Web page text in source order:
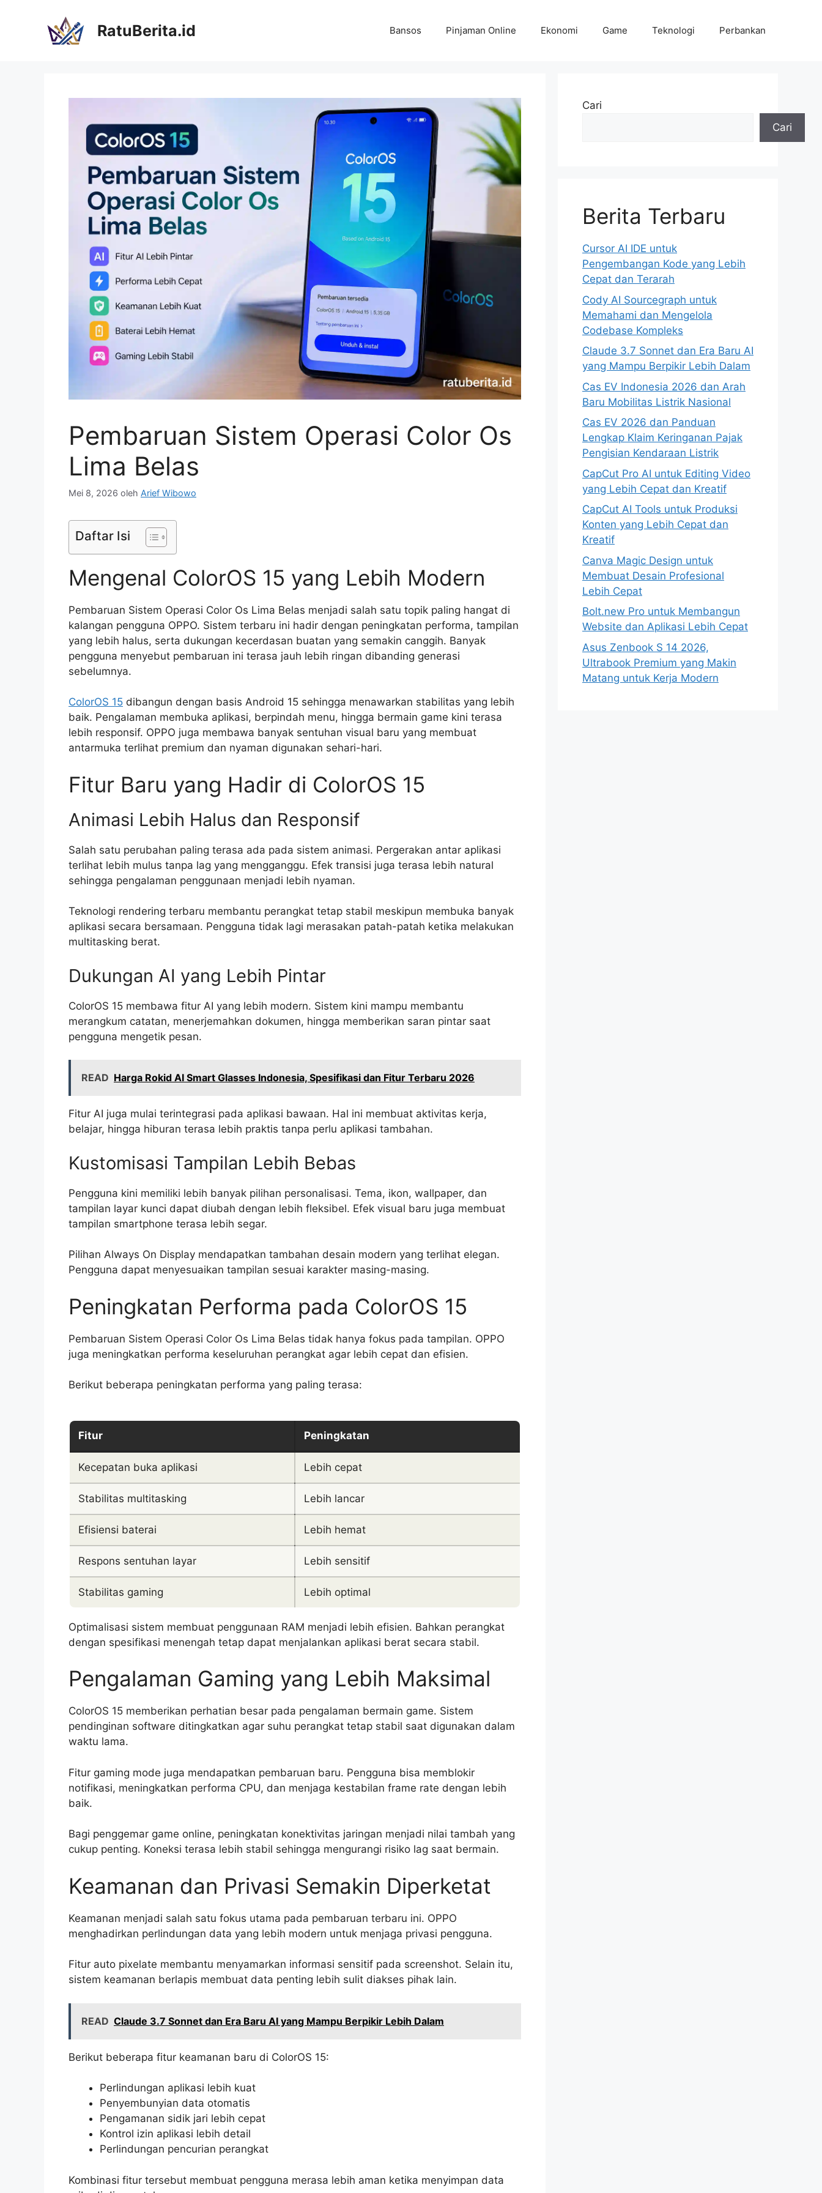
RatuBerita.id Bansos Pinjaman Online Ekonomi Game Teknologi Perbankan
Pembaruan Sistem Operasi Color Os
Lima Belas
Mei 8, 2026 oleh Arief Wibowo
Daftar Isi
Mengenal ColorOS 15 yang Lebih Modern
Pembaruan Sistem Operasi Color Os Lima Belas menjadi salah satu topik paling hangat di
kalangan pengguna OPPO. Sistem terbaru ini hadir dengan peningkatan performa, tampilan
yang lebih halus, serta dukungan kecerdasan buatan yang semakin canggih. Banyak
pengguna menyebut pembaruan ini terasa jauh lebih ringan dibanding generasi
sebelumnya.
ColorOS 15 dibangun dengan basis Android 15 sehingga menawarkan stabilitas yang lebih
baik. Pengalaman membuka aplikasi, berpindah menu, hingga bermain game kini terasa
lebih responsif. OPPO juga membawa banyak sentuhan visual baru yang membuat
antarmuka terlihat premium dan nyaman digunakan sehari-hari.
Fitur Baru yang Hadir di ColorOS 15
Animasi Lebih Halus dan Responsif
Salah satu perubahan paling terasa ada pada sistem animasi. Pergerakan antar aplikasi
terlihat lebih mulus tanpa lag yang mengganggu. Efek transisi juga terasa lebih natural
sehingga pengalaman penggunaan menjadi lebih nyaman.
Teknologi rendering terbaru membantu perangkat tetap stabil meskipun membuka banyak
aplikasi secara bersamaan. Pengguna tidak lagi merasakan patah-patah ketika melakukan
multitasking berat.
Dukungan AI yang Lebih Pintar
ColorOS 15 membawa fitur AI yang lebih modern. Sistem kini mampu membantu
merangkum catatan, menerjemahkan dokumen, hingga memberikan saran pintar saat
pengguna mengetik pesan.
READ Harga Rokid AI Smart Glasses Indonesia, Spesifikasi dan Fitur Terbaru 2026
Fitur AI juga mulai terintegrasi pada aplikasi bawaan. Hal ini membuat aktivitas kerja,
belajar, hingga hiburan terasa lebih praktis tanpa perlu aplikasi tambahan.
Kustomisasi Tampilan Lebih Bebas
Pengguna kini memiliki lebih banyak pilihan personalisasi. Tema, ikon, wallpaper, dan
tampilan layar kunci dapat diubah dengan lebih fleksibel. Efek visual baru juga membuat
tampilan smartphone terasa lebih segar.
Pilihan Always On Display mendapatkan tambahan desain modern yang terlihat elegan.
Pengguna dapat menyesuaikan tampilan sesuai karakter masing-masing.
Peningkatan Performa pada ColorOS 15
Pembaruan Sistem Operasi Color Os Lima Belas tidak hanya fokus pada tampilan. OPPO
juga meningkatkan performa keseluruhan perangkat agar lebih cepat dan efisien.
Berikut beberapa peningkatan performa yang paling terasa:
Fitur Peningkatan
Kecepatan buka aplikasi Lebih cepat
Stabilitas multitasking Lebih lancar
Efisiensi baterai Lebih hemat
Respons sentuhan layar Lebih sensitif
Stabilitas gaming Lebih optimal
Optimalisasi sistem membuat penggunaan RAM menjadi lebih efisien. Bahkan perangkat
dengan spesifikasi menengah tetap dapat menjalankan aplikasi berat secara stabil.
Pengalaman Gaming yang Lebih Maksimal
ColorOS 15 memberikan perhatian besar pada pengalaman bermain game. Sistem
pendinginan software ditingkatkan agar suhu perangkat tetap stabil saat digunakan dalam
waktu lama.
Fitur gaming mode juga mendapatkan pembaruan baru. Pengguna bisa memblokir
notifikasi, meningkatkan performa CPU, dan menjaga kestabilan frame rate dengan lebih
baik.
Bagi penggemar game online, peningkatan konektivitas jaringan menjadi nilai tambah yang
cukup penting. Koneksi terasa lebih stabil sehingga mengurangi risiko lag saat bermain.
Keamanan dan Privasi Semakin Diperketat
Keamanan menjadi salah satu fokus utama pada pembaruan terbaru ini. OPPO
menghadirkan perlindungan data yang lebih modern untuk menjaga privasi pengguna.
Fitur auto pixelate membantu menyamarkan informasi sensitif pada screenshot. Selain itu,
sistem keamanan berlapis membuat data penting lebih sulit diakses pihak lain.
READ Claude 3.7 Sonnet dan Era Baru AI yang Mampu Berpikir Lebih Dalam
Berikut beberapa fitur keamanan baru di ColorOS 15:
Perlindungan aplikasi lebih kuat
Penyembunyian data otomatis
Pengamanan sidik jari lebih cepat
Kontrol izin aplikasi lebih detail
Perlindungan pencurian perangkat
Kombinasi fitur tersebut membuat pengguna merasa lebih aman ketika menyimpan data
Cari
Cari
Berita Terbaru
Cursor AI IDE untuk
Pengembangan Kode yang Lebih
Cepat dan Terarah
Cody AI Sourcegraph untuk
Memahami dan Mengelola
Codebase Kompleks
Claude 3.7 Sonnet dan Era Baru AI
yang Mampu Berpikir Lebih Dalam
Cas EV Indonesia 2026 dan Arah
Baru Mobilitas Listrik Nasional
Cas EV 2026 dan Panduan
Lengkap Klaim Keringanan Pajak
Pengisian Kendaraan Listrik
CapCut Pro AI untuk Editing Video
yang Lebih Cepat dan Kreatif
CapCut AI Tools untuk Produksi
Konten yang Lebih Cepat dan
Kreatif
Canva Magic Design untuk
Membuat Desain Profesional
Lebih Cepat
Bolt.new Pro untuk Membangun
Website dan Aplikasi Lebih Cepat
Asus Zenbook S 14 2026,
Ultrabook Premium yang Makin
Matang untuk Kerja Modern